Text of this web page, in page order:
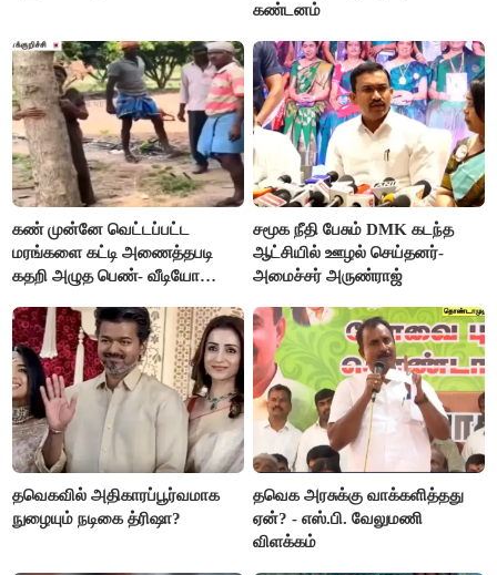
கண்டனம்
கண் முன்னே வெட்டப்பட்ட
மரங்களை கட்டி அணைத்தபடி
கதறி அழுத பெண்- வீடியோ
சமூக நீதி பேசும் DMK கடந்த
ஆட்சியில் ஊழல் செய்தனர்-
அமைச்சர் அருண்ராஜ்
தவெகவில் அதிகாரப்பூர்வமாக
நுழையும் நடிகை த்ரிஷா?
தவெக அரசுக்கு வாக்களித்தது
ஏன்? - எஸ்.பி. வேலுமணி
விளக்கம்